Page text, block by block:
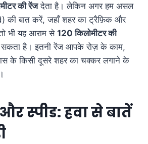
की रेंजदेता है। लेकिन अगर हम असल
की बात करें, जहाँ शहर का ट्रैफ़िक और
भी यह आराम से 120 किलोमीटर की
है। इतनी रेंज आपके रोज़ के काम,
के किसी दूसरे शहर का चक्कर लगाने के
स्पीड: हवा से बातें